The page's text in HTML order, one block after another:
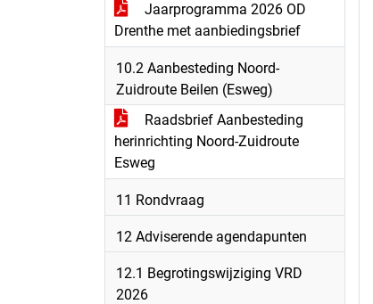
Jaarprogramma 2026 OD
Drenthe met aanbiedingsbrief
10.2 Aanbesteding Noord-
Zuidroute Beilen (Esweg)
Raadsbrief Aanbesteding
herinrichting Noord-Zuidroute
Esweg
11 Rondvraag
12 Adviserende agendapunten
12.1 Begrotingswijziging VRD
2026